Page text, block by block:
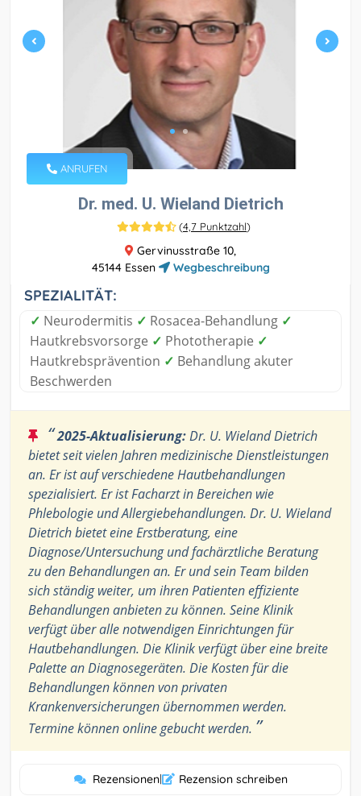
ANRUFEN
Dr. med. U. Wieland Dietrich
(4,7 Punktzahl)
Gervinusstraße 10,
45144 Essen
Wegbeschreibung
SPEZIALITÄT:
✓ Neurodermitis ✓ Rosacea-Behandlung ✓
Hautkrebsvorsorge ✓ Phototherapie ✓
Hautkrebsprävention ✓ Behandlung akuter
Beschwerden
“2025-Aktualisierung:Dr. U. Wieland Dietrich
bietet seit vielen Jahren medizinische Dienstleistungen
an. Er ist auf verschiedene Hautbehandlungen
spezialisiert. Er ist Facharzt in Bereichen wie
Phlebologie und Allergiebehandlungen. Dr. U. Wieland
Dietrich bietet eine Erstberatung, eine
Diagnose/Untersuchung und fachärztliche Beratung
zu den Behandlungen an. Er und sein Team bilden
sich ständig weiter, um ihren Patienten effiziente
Behandlungen anbieten zu können. Seine Klinik
verfügt über alle notwendigen Einrichtungen für
Hautbehandlungen. Die Klinik verfügt über eine breite
Palette an Diagnosegeräten. Die Kosten für die
Behandlungen können von privaten
Krankenversicherungen übernommen werden.
Termine können online gebucht werden. ”
Rezensionen| Rezension schreiben